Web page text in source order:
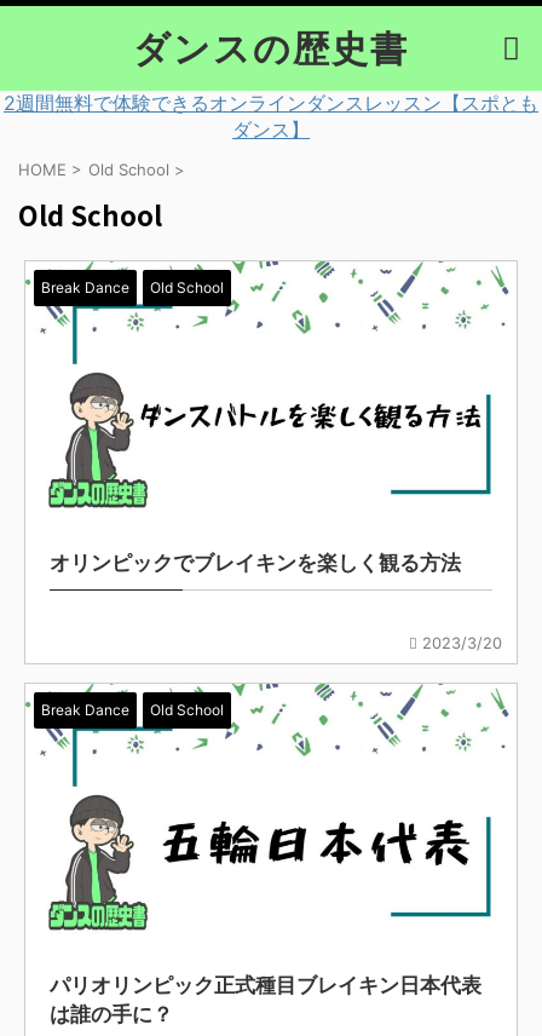
ダンスの歴史書
2週間無料で体験できるオンラインダンスレッスン【スポとも
ダンス】
HOME > Old School >
Old School
Break Dance Old School
オリンピックでブレイキンを楽しく観る方法
2023/3/20
Break Dance Old School
パリオリンピック正式種目ブレイキン日本代表
は誰の手に？